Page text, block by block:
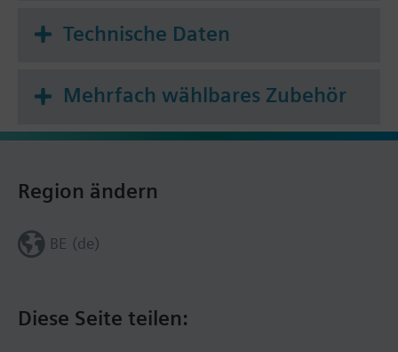
Technische Daten
Mehrfach wählbares Zubehör
Diese Seite teilen:
Region ändern
BE (de)